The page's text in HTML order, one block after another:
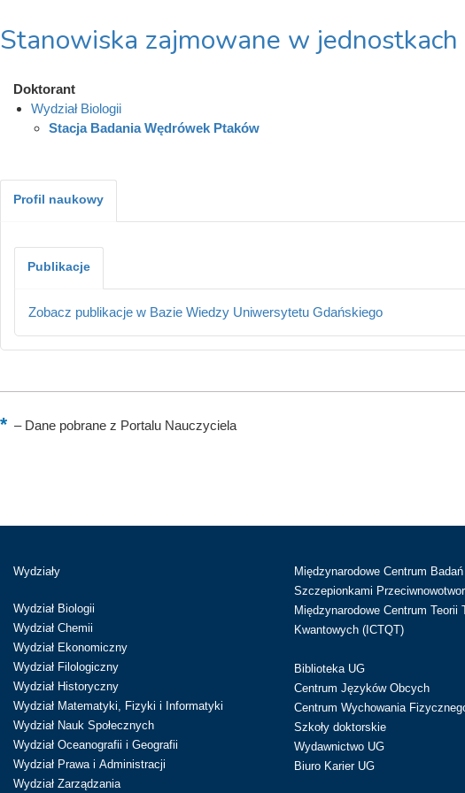
Stanowiska zajmowane w jednostkach
Doktorant
Wydział Biologii
Stacja Badania Wędrówek Ptaków
Profil naukowy
Publikacje
Zobacz publikacje w Bazie Wiedzy Uniwersytetu Gdańskiego
–Dane pobrane z Portalu Nauczyciela
Wydziały
Wydział Biologii
Wydział Chemii
Wydział Ekonomiczny
Wydział Filologiczny
Wydział Historyczny
Wydział Matematyki, Fizyki i Informatyki
Wydział Nauk Społecznych
Wydział Oceanografii i Geografii
Wydział Prawa i Administracji
Wydział Zarządzania
Międzynarodowe Centrum Badań
Szczepionkami
Międzynarodowe Centrum Teorii
Kwantowych (ICTQT)
Biblioteka UG
Centrum Języków Obcych
Centrum Wychowania
Szkoły doktorskie
Wydawnictwo UG
Biuro Karier UG